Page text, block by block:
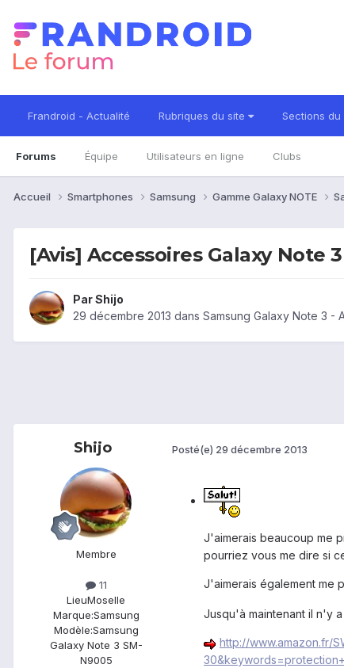
Frandroid - Actualité Rubriques du site Sections du
Forums Équipe Utilisateurs en ligne Clubs
Accueil Smartphones Samsung Gamme Galaxy NOTE
[Avis] Accessoires Galaxy Note 3
ParShijo
29 décembre 2013 dans Samsung Galaxy Note 3 -
Shijo
Membre
11
LieuMoselle
Marque:Samsung
Modèle:Samsung
Galaxy Note 3 SM-
N9005
Posté(e) 29 décembre 2013
J'aimerais beaucoup me
pourriez vous me dire si
J'aimerais également me
Jusqu'à maintenant il n'y
http://www.amazon.fr/